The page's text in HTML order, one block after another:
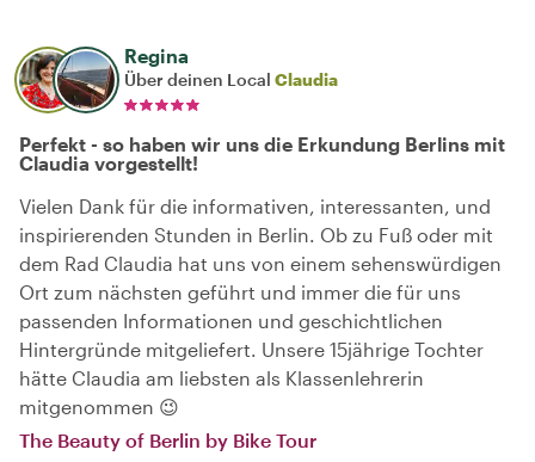
Regina
Über deinen Local Claudia
Perfekt - so haben wir uns die Erkundung Berlins mit
Claudia vorgestellt!
Vielen Dank für die informativen, interessanten, und
inspirierenden Stunden in Berlin. Ob zu Fuß oder mit
dem Rad Claudia hat uns von einem sehenswürdigen
Ort zum nächsten geführt und immer die für uns
passenden Informationen und geschichtlichen
Hintergründe mitgeliefert. Unsere 15jährige Tochter
hätte Claudia am liebsten als Klassenlehrerin
mitgenommen 😉
The Beauty of Berlin by Bike Tour